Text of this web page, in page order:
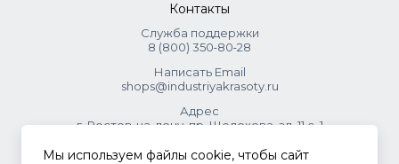
Контакты
Служба поддержки
8 (800) 350‑80‑28
Написать Email
shops@industriyakrasoty.ru
Адрес
г. Ростов-на-дону, пр. Шолохова, зд. 11 с. 1
Мы используем файлы cookie, чтобы сайт